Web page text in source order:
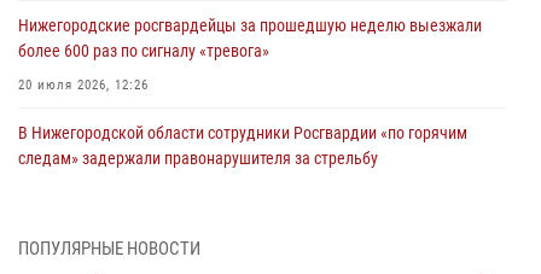
Нижегородские росгвардейцы за прошедшую неделю выезжали
более 600 раз по сигналу «тревога»
20 июля 2026, 12:26
В Нижегородской области сотрудники Росгвардии «по горячим
следам» задержали правонарушителя за стрельбу
В Нижегородской области продолжаются мероприятия в рамках
ПОПУЛЯРНЫЕ НОВОСТИ